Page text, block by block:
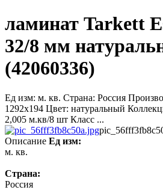
ламинат Tarkett
32/8 мм
(42060336)
Ед изм: м. кв. Страна: Россия
1292x194 Цвет: натуральный
2,005 м.кв/8 шт Класс ...
Описание Ед изм:
м. кв.
Страна:
Россия